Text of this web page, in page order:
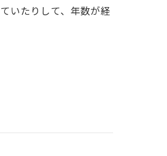
いたりして、年数が経